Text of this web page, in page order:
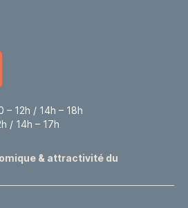
– 12h / 14h – 18h
/ 14h – 17h
& attractivité du